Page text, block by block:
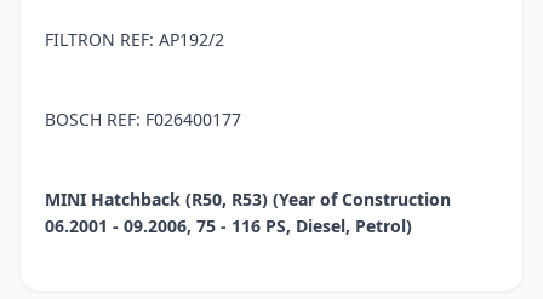
FILTRON REF: AP192/2
BOSCH REF: F026400177
MINI Hatchback (R50, R53) (Year of Construction
06.2001 - 09.2006, 75 - 116 PS, Diesel, Petrol)